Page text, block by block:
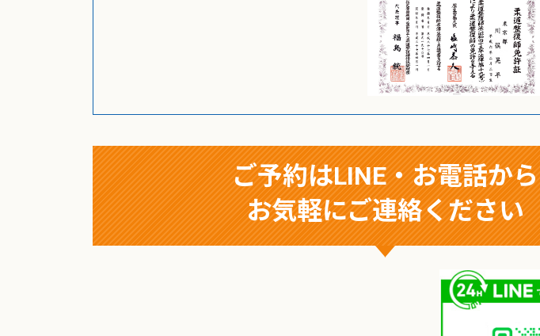
ご予約はLINE・お電話から
お気軽にご連絡ください